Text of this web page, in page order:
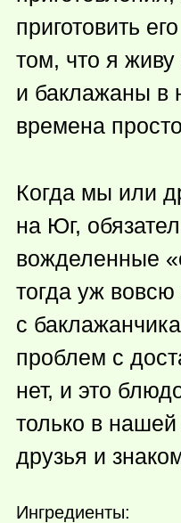
приготовить
том, что я
и баклажаны в
времена
Когда мы или
на Юг,
вожделенные
тогда уж
с
проблем с
нет, и это
только в
друзья и
Ингредиенты: